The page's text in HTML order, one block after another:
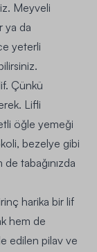
Meyveli
ya da
yeterli
Çünkü
Lifli
öğle yemeği
bezelye gibi
tabağınızda
harika bir lif
hem de
edilen pilav ve